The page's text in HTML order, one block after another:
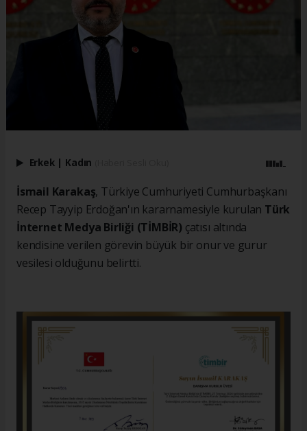
Erkek | Kadın
İsmail Karakaş, Türkiye Cumhuriyeti Cumhurbaşkanı
Recep Tayyip Erdoğan'ın kararnamesiyle kurulan Türk
İnternet Medya Birliği (TİMBİR) çatısı altında
kendisine verilen görevin büyük bir onur ve gurur
vesilesi olduğunu belirtti.